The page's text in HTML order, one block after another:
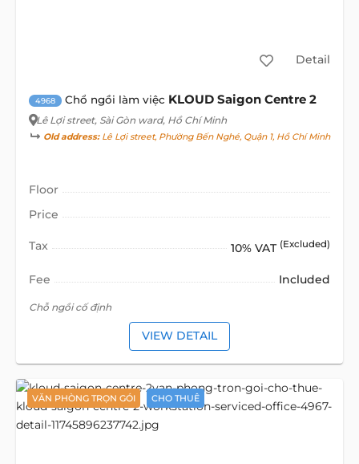
Detail
4968 Chổ ngồi làm việc KLOUD Saigon Centre 2
Lê Lợi street, Sài Gòn ward, Hồ Chí Minh
Old address:Lê Lợi street, Phường Bến Nghé, Quận 1, Hồ Chí Minh
Floor
Price
Tax 10% VAT (Excluded)
Fee Included
Chỗ ngồi cố định
VIEW DETAIL
VĂN PHÒNG TRỌN GÓI CHO THUÊ